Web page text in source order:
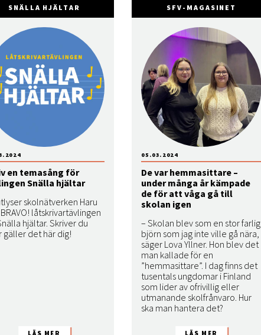
SNÄLLA HJÄLTAR
en temasång för
Snälla hjältar
skolnätverken Haru
låtskrivartävlingen
hjältar. Skriver du
gäller det här dig!
SFV-MAGASINET
De var hemmasittare –
under många år kämpade
de för att våga gå till
skolan igen
– Skolan blev som en stor farlig
björn som jag inte ville gå nära,
säger Lova Yllner. Hon blev det
man kallade för en
”hemmasittare”. I dag finns det
tusentals ungdomar i Finland
som lider av ofrivillig eller
utmanande skolfrånvaro. Hur
ska man hantera det?
05.03.2024